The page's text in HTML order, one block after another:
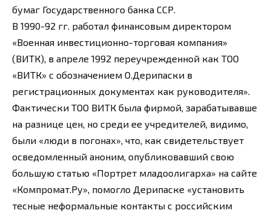
бумаг Государственного банка ССР.
В 1990-92 гг. работал финансовым директором
«Военная инвестиционно-торговая компания»
(ВИТК), в апреле 1992 переучрежденной как ТОО
«ВИТК» с обозначением О.Дерипаски в
регистрационных документах как руководителя».
Фактически ТОО ВИТК была фирмой, зарабатывавше
на разнице цен, но среди ее учредителей, видимо,
были «люди в погонах», что, как свидетельствует
осведомленный аноним, опубликовавший свою
большую статью «Портрет младоолигарха» на сайте
«Компромат.Ру», помогло Дерипаске «установить
тесные неформальные контакты с российским